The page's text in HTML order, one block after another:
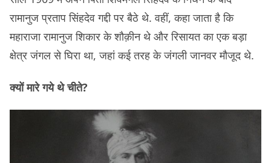
रामानुज प्रताप सिंहदेव गद्दी पर बैठे थे. वहीं, कहा जाता है कि
महाराजा रामानुज शिकार के शौक़ीन थे और रिसायत का एक बड़ा
क्षेत्र जंगल से घिरा था, जहां कई तरह के जंगली जानवर मौजूद थे.
क्यों मारे गये थे चीते?